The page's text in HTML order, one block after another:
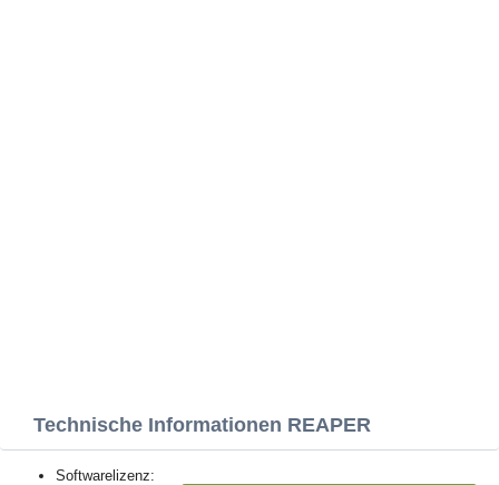
Technische Informationen REAPER
Softwarelizenz: